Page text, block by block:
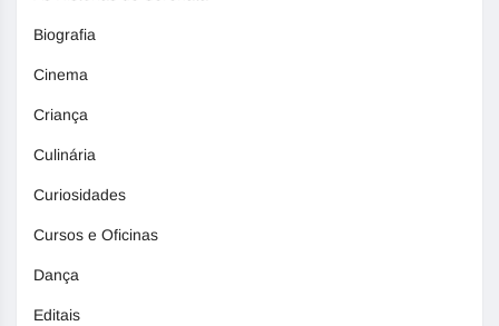
Biografia
Cinema
Criança
Culinária
Curiosidades
Cursos e Oficinas
Dança
Editais